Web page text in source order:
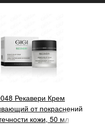
Рекавери Крем
от покраснений
кожи, 50 мл